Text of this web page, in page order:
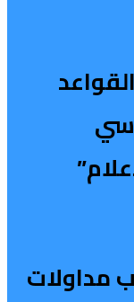
مداولات